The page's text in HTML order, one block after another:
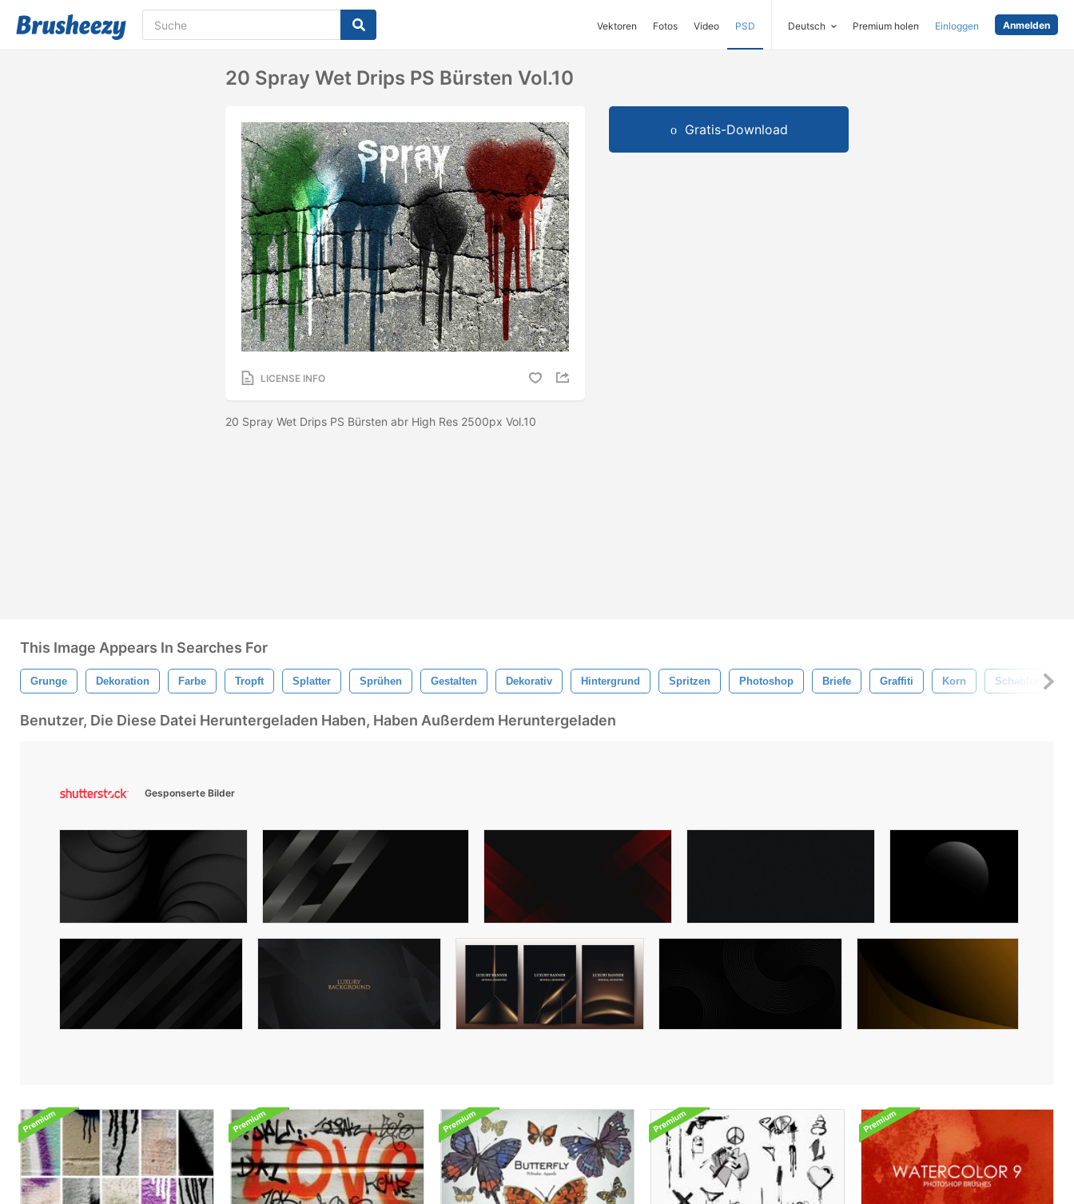
Vektoren Fotos Video PSD Deutsch Premium holen Einloggen Anmelden
20 Spray Wet Drips PS Bürsten Vol.10
LICENSE INFO
20 Spray Wet Drips PS Bürsten abr High Res 2500px Vol.10
Gratis-Download
This Image Appears In Searches For
Grunge Dekoration Farbe Tropft Splatter Sprühen Gestalten Dekorativ Hintergrund Spritzen Photoshop Briefe Graffiti Korn Schablone
Benutzer, Die Diese Datei Heruntergeladen Haben, Haben Außerdem Heruntergeladen
Gesponserte Bilder